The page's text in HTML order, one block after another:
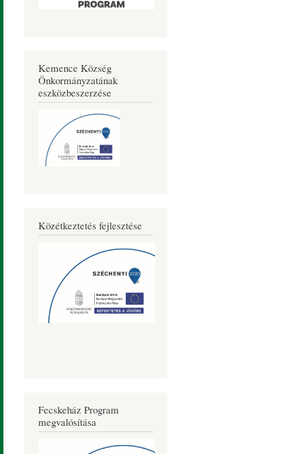
Kemence Község
Önkormányzatának
eszközbeszerzése
Közétkeztetés fejlesztése
Fecskeház Program
megvalósítása